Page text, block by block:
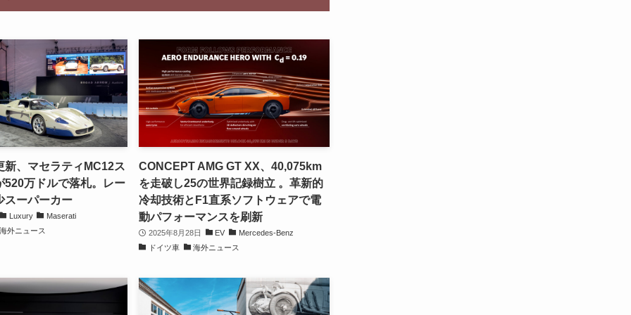
新、マセラティMC12ス
520万ドルで落札。レー
スーパーカー
Luxury
Maserati
外ニュース
CONCEPT AMG GT XX、40,075km
を走破し25の世界記録樹立 。革新的
冷却技術とF1直系ソフトウェアで電
動パフォーマンスを刷新
2025年8月28日 EV
Mercedes-Benz
ドイツ車
海外ニュース